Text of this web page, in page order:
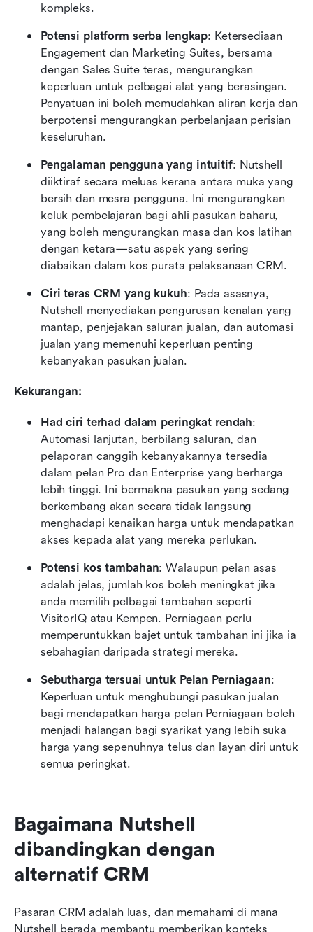
kompleks.
Potensi platform serba lengkap: Ketersediaan
Engagement dan Marketing Suites, bersama
dengan Sales Suite teras, mengurangkan
keperluan untuk pelbagai alat yang berasingan.
Penyatuan ini boleh memudahkan aliran kerja dan
berpotensi mengurangkan perbelanjaan perisian
keseluruhan.
Pengalaman pengguna yang intuitif: Nutshell
diiktiraf secara meluas kerana antara muka yang
bersih dan mesra pengguna. Ini mengurangkan
keluk pembelajaran bagi ahli pasukan baharu,
yang boleh mengurangkan masa dan kos latihan
dengan ketara—satu aspek yang sering
diabaikan dalam kos purata pelaksanaan CRM.
Ciri teras CRM yang kukuh: Pada asasnya,
Nutshell menyediakan pengurusan kenalan yang
mantap, penjejakan saluran jualan, dan automasi
jualan yang memenuhi keperluan penting
kebanyakan pasukan jualan.
Kekurangan:
Had ciri terhad dalam peringkat rendah:
Automasi lanjutan, berbilang saluran, dan
pelaporan canggih kebanyakannya tersedia
dalam pelan Pro dan Enterprise yang berharga
lebih tinggi. Ini bermakna pasukan yang sedang
berkembang akan secara tidak langsung
menghadapi kenaikan harga untuk mendapatkan
akses kepada alat yang mereka perlukan.
Potensi kos tambahan: Walaupun pelan asas
adalah jelas, jumlah kos boleh meningkat jika
anda memilih pelbagai tambahan seperti
VisitorIQ atau Kempen. Perniagaan perlu
memperuntukkan bajet untuk tambahan ini jika ia
sebahagian daripada strategi mereka.
Sebutharga tersuai untuk Pelan Perniagaan:
Keperluan untuk menghubungi pasukan jualan
bagi mendapatkan harga pelan Perniagaan boleh
menjadi halangan bagi syarikat yang lebih suka
harga yang sepenuhnya telus dan layan diri untuk
semua peringkat.
Bagaimana Nutshell
dibandingkan dengan
alternatif CRM
Pasaran CRM adalah luas, dan memahami di mana
Nutshell berada membantu memberikan konteks